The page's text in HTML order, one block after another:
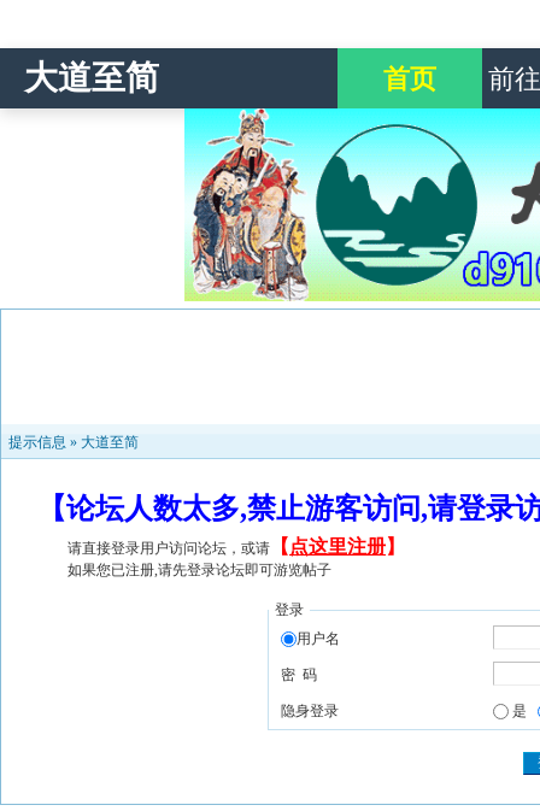
大道至简 首页 前
提示信息 » 大道至简
【论坛人数太多,禁止游客访问,请登
请直接登录用户访问论坛，或请 【 点这里注册】
如果您已注册,请先登录论坛即可游览帖子
登录
用户名
密 码
隐身登录 是